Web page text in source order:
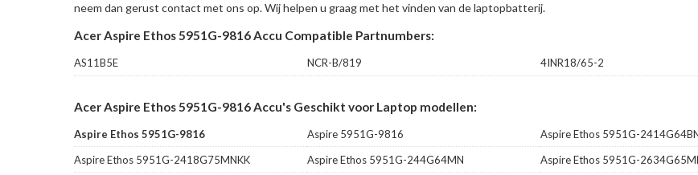
neem dan gerust contact met ons op. Wij helpen u graag met het vinden van de laptopbatterij.
Acer Aspire Ethos 5951G-9816 Accu Compatible Partnumbers:
AS11B5E NCR-B/819 4INR18/65-2
Acer Aspire Ethos 5951G-9816 Accu's Geschikt voor Laptop modellen:
Aspire Ethos 5951G-9816 Aspire 5951G-9816 Aspire Ethos 5951G-
Aspire Ethos 5951G-2418G75MNKK
Aspire Ethos 5951G-244G64MN Aspire Ethos 5951G-